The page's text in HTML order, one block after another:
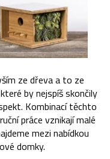
ze dřeva a to ze
by nejspíš skončily
Kombinací těchto
práce vznikají malé
mezi nabídkou
domky.